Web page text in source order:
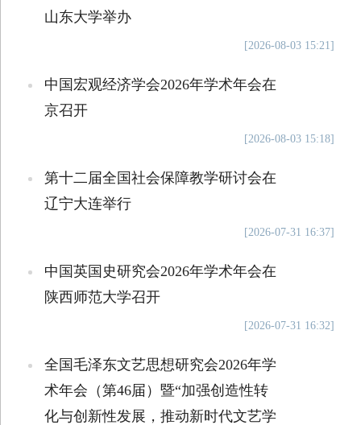
山东大学举办
[2026-08-03 15:21]
中国宏观经济学会2026年学术年会在
京召开
[2026-08-03 15:18]
第十二届全国社会保障教学研讨会在
辽宁大连举行
[2026-07-31 16:37]
中国英国史研究会2026年学术年会在
陕西师范大学召开
[2026-07-31 16:32]
全国毛泽东文艺思想研究会2026年学
术年会（第46届）暨“加强创造性转
化与创新性发展，推动新时代文艺学